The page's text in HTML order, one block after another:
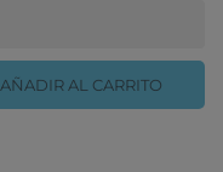
AÑADIR AL CARRITO